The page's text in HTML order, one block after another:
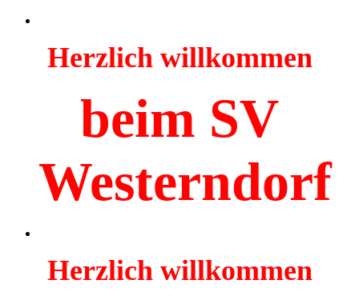
Herzlich willkommen
beim SV
Westerndorf
Herzlich willkommen